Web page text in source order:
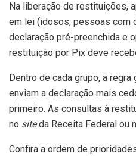
Na liberação de restituições,
em lei (idosos, pessoas com
declaração pré-preenchida e
restituição por Pix deve
Dentro de cada grupo, a
enviam a declaração mais
primeiro. As consultas à
no siteda Receita Federal ou
Confira a ordem de